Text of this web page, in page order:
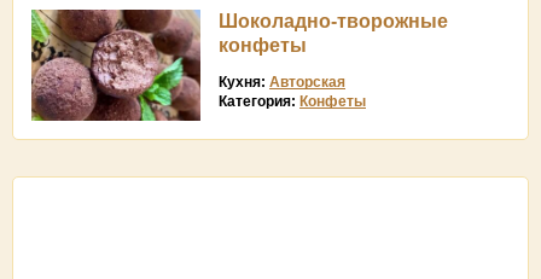
Шоколадно-творожные
конфеты
Кухня: Авторская
Категория: Конфеты